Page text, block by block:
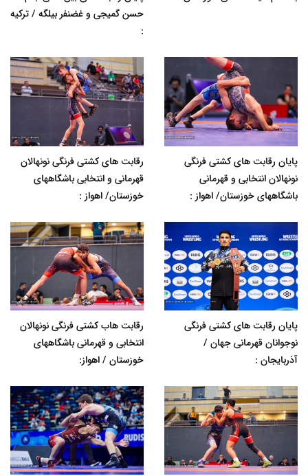
حسن گمیجی و غضنفر بیلگه / ترکیه
:
پایان رقابت های کشتی فرنگی
نونهالان انتخابی و قهرمانی
باشگاههای خوزستان/ اهواز :
رقابت های کشتی فرنگی نونهالان
قهرمانی و انتخابی باشگاههای
خوزستان/ اهواز :
پایان رقابت های کشتی فرنگی
نوجوانان قهرمانی جهان /
آذربایجان :
رقابت هاب کشتی فرنگی نونهالان
انتخابی و قهرمانی باشگاههای
خوزستان / اهواز: